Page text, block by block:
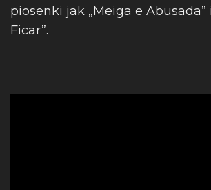
piosenki jak „Meiga e Abusada”
Ficar”.